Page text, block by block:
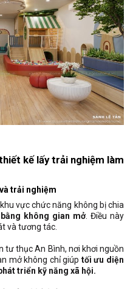
kế lấy trải nghiệm làm
trải nghiệm
vực chức năng không bị chia
không gian mở. Điều này
và tương tác.
tư thục An Bình, nơi khơi nguồn
mở không chỉ giúp tối ưu diện
triển kỹ năng xã hội.